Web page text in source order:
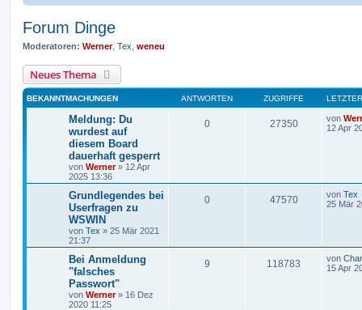
Forum Dinge
Moderatoren: Werner, Tex weneu
Neues Thema
BEKANNTMACHUNGEN ANTWORTEN ZUGRIFFE
Meldung: Du
wurdest auf
diesem Board
dauerhaft gesperrt
von Werner» 12 Apr
2025 13:36
0 27350 von
12 Apr
Grundlegendes bei
Userfragen zu
WSWIN
von Tex » 25 Mär 2021
21:37
0 47570 von Tex
25 Mär
Bei Anmeldung
"falsches
Passwort"
von Werner» 16 Dez
2020 11:25
9 118783 von
15 Apr